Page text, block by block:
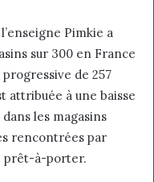
Pimkie a
sur 300 en France
progressive de 257
attribuée à une baisse
les magasins
rencontrées par
prêt-à-porter.